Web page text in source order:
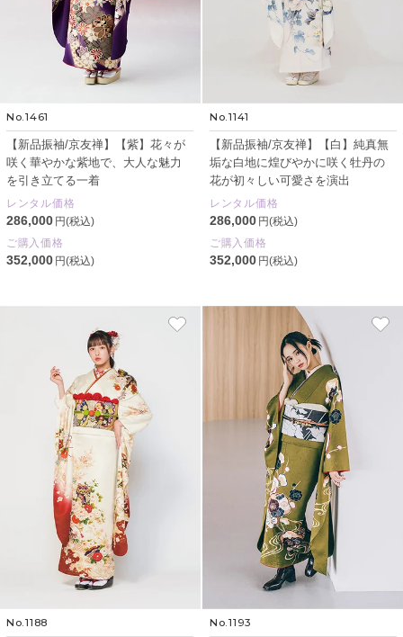
No.1461
【新品振袖/京友禅】【紫】花々が
咲く華やかな紫地で、大人な魅力
を引き立てる一着
レンタル価格
286,000 円(税込)
ご購入価格
352,000 円(税込)
No.1141
【新品振袖/京友禅】【白】純真無
垢な白地に煌びやかに咲く牡丹の
花が初々しい可愛さを演出
レンタル価格
286,000 円(税込)
ご購入価格
352,000 円(税込)
No.1188 No.1193